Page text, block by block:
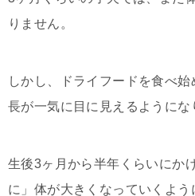
りません。
しかし、ドライフードを食べ
長が一気に目に見えるようにな
生後3ヶ月から半年くらいにか
に」体が大きくなっていくよう